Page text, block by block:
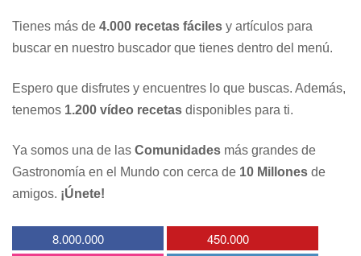
Tienes más de 4.000 recetas fáciles y artículos para
buscar en nuestro buscador que tienes dentro del menú.
Espero que disfrutes y encuentres lo que buscas. Además,
tenemos 1.200 vídeo recetas disponibles para ti.
Ya somos una de las Comunidades más grandes de
Gastronomía en el Mundo con cerca de 10 Millones de
amigos. ¡Únete!
8.000.000
450.000